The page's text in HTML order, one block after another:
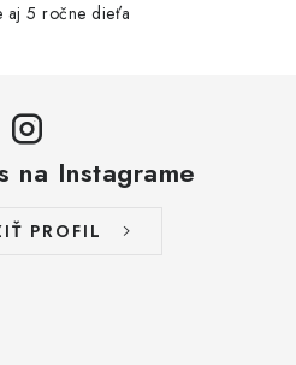
aj 5 ročne dieťa
na Instagrame
PROFIL